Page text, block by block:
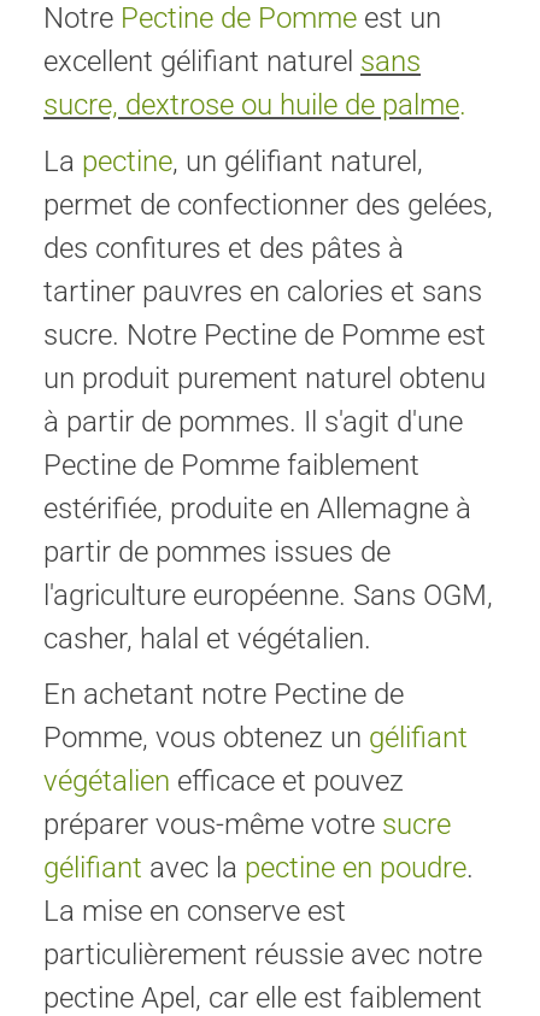
Notre Pectine de Pomme est un
excellent gélifiant naturel sans
sucre, dextrose ou huile de palme.
La pectine, un gélifiant naturel,
permet de confectionner des gelées,
des confitures et des pâtes à
tartiner pauvres en calories et sans
sucre. Notre Pectine de Pomme est
un produit purement naturel obtenu
à partir de pommes. Il s'agit d'une
Pectine de Pomme faiblement
estérifiée, produite en Allemagne à
partir de pommes issues de
l'agriculture européenne. Sans OGM,
casher, halal et végétalien.
En achetant notre Pectine de
Pomme, vous obtenez un gélifiant
végétalien efficace et pouvez
préparer vous-même votre sucre
gélifiant avec la pectine en poudre.
La mise en conserve est
particulièrement réussie avec notre
pectine Apel, car elle est faiblement